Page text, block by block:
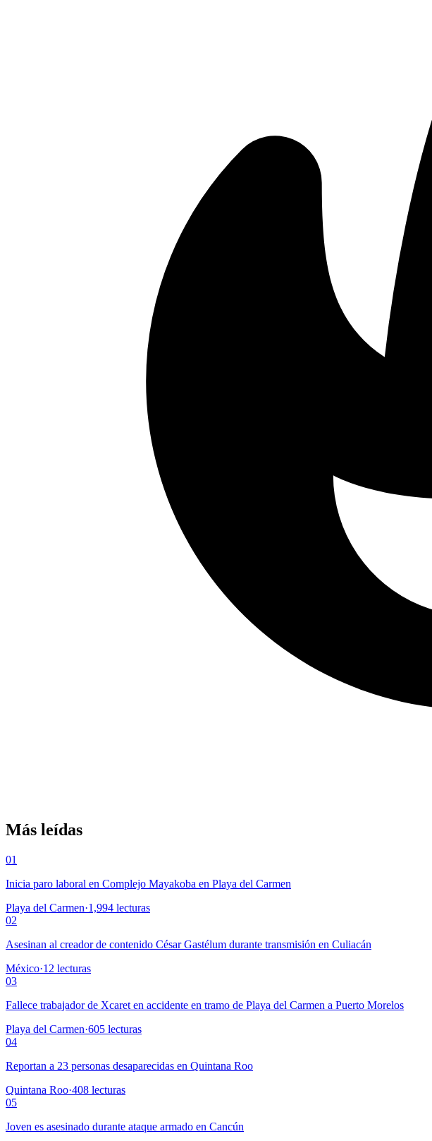
Más leídas
01
Inicia paro laboral en Complejo Mayakoba en Playa del Carmen
Playa del Carmen·1,994 lecturas
02
Asesinan al creador de contenido César Gastélum durante transmisión en Culiacán
México·12 lecturas
03
Fallece trabajador de Xcaret en accidente en tramo de Playa del Carmen a Puerto Morelos
Playa del Carmen·605 lecturas
04
Reportan a 23 personas desaparecidas en Quintana Roo
Quintana Roo·408 lecturas
05
Joven es asesinado durante ataque armado en Cancún